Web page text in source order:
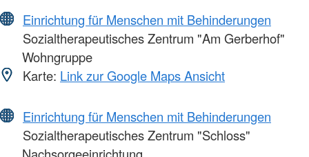
Einrichtung für Menschen mit Behinderungen
Sozialtherapeutisches Zentrum "Am Gerberhof"
Wohngruppe
Karte: Link zur Google Maps Ansicht
Einrichtung für Menschen mit Behinderungen
Sozialtherapeutisches Zentrum "Schloss"